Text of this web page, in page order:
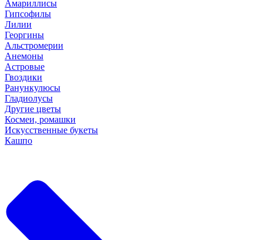
Амариллисы
Гипсофилы
Лилии
Георгины
Альстромерии
Анемоны
Астровые
Гвоздики
Ранункулюсы
Гладиолусы
Другие цветы
Космеи, ромашки
Искусственные букеты
Кашпо